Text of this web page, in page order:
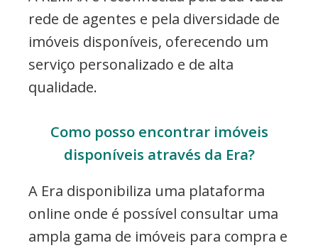
rede de agentes e pela diversidade de
imóveis disponíveis, oferecendo um
serviço personalizado e de alta
qualidade.
Como posso encontrar imóveis
disponíveis através da Era?
A Era disponibiliza uma plataforma
online onde é possível consultar uma
ampla gama de imóveis para compra e